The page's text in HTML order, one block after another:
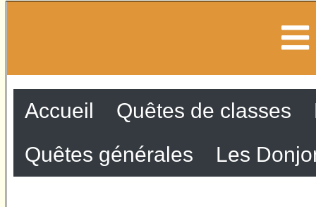
Accueil Quêtes de classes
Quêtes générales
Les